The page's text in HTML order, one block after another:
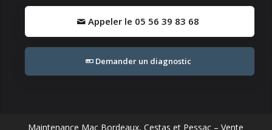
Appeler le 05 56 39 83 68
Demander un diagnostic
Maintenance Mac Bordeaux, Cestas et Pessac – Vente